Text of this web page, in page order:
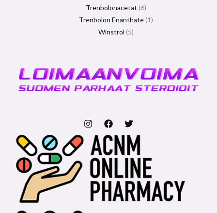
Trenbolonacetat 6
Trenbolon Enanthate 1
Winstrol 5